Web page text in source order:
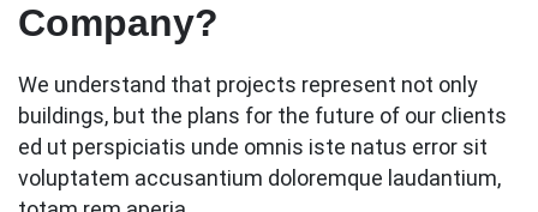
Company?
We understand that projects represent not only
buildings, but the plans for the future of our clients
ed ut perspiciatis unde omnis iste natus error sit
voluptatem accusantium doloremque laudantium,